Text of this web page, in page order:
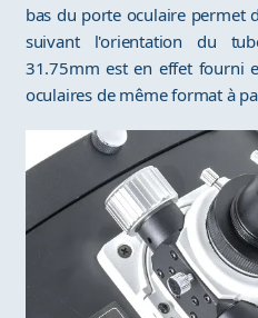
bas du porte oculaire permet
suivant l'orientation du
31.75mm est en effet fourni
oculaires de même format à